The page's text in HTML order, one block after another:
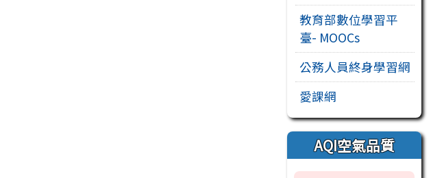
教育部數位學習平
臺- MOOCs
公務人員終身學習網
愛課網
AQI空氣品質